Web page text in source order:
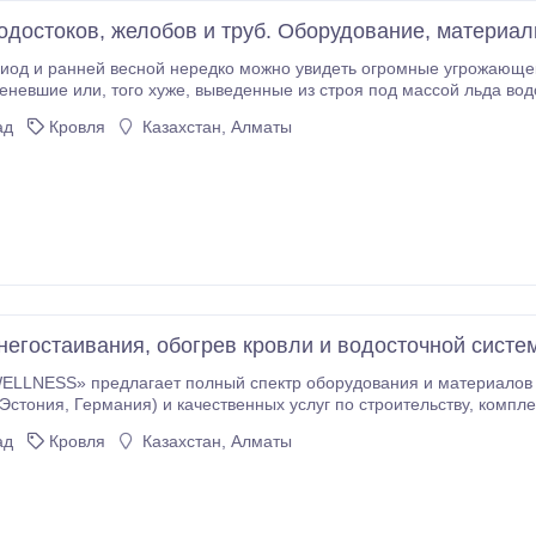
желобов и труб. Оборудование,
ранней весной нередко можно увидеть огромные угрожающего вида сосульки,
защитить от необходимости в ежегодном ремонте.
Кровля Казахстан, Алматы
обогрев кровли и водосточной
предлагает полный спектр оборудования и материалов
системы, обогрев различных
Кровля Казахстан, Алматы